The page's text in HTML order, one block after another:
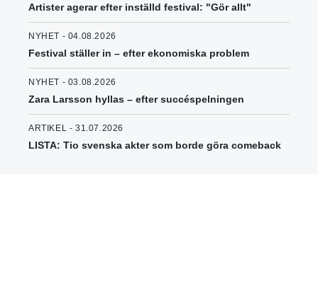
Artister agerar efter inställd festival: "Gör allt"
NYHET - 04.08.2026
Festival ställer in – efter ekonomiska problem
NYHET - 03.08.2026
Zara Larsson hyllas – efter succéspelningen
ARTIKEL - 31.07.2026
LISTA: Tio svenska akter som borde göra comeback